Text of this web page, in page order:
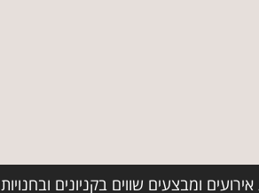
ומבצעים שווים בקניונים ובחנויות